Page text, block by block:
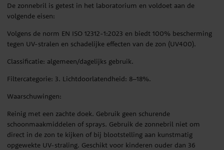
De zonnebril is getest in het laboratorium en voldoet aan de
volgende eisen:
Volgens de norm EN ISO 12312-1:2023 en biedt 100% bescherming
tegen UV-stralen en schadelijke effecten van de zon (UV400).
Classificatie: algemeen/dagelijks gebruik.
Filtercategorie: 3. Lichtdoorlatendheid: 8–18%.
Waarschuwingen:
Reinig met een zachte doek. Gebruik geen schurende
schoonmaakmiddelen of sprays. Gebruik de zonnebril niet om
direct in de zon te kijken of bij blootstelling aan kunstmatig
opgewekte UV-straling. Geschikt voor kinderen ouder dan 36